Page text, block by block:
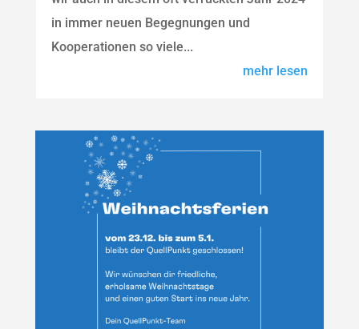
in immer neuen Begegnungen und
Kooperationen so viele...
mehr lesen